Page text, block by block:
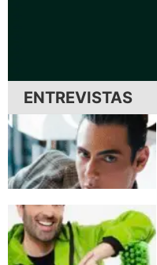
ENTREVISTAS